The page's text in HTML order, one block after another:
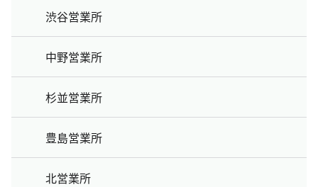
渋谷営業所
中野営業所
杉並営業所
豊島営業所
北営業所